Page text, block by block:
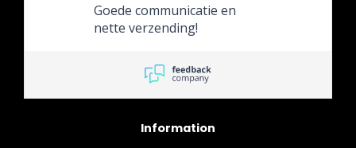
Goede communicatie en
nette verzending!
Information